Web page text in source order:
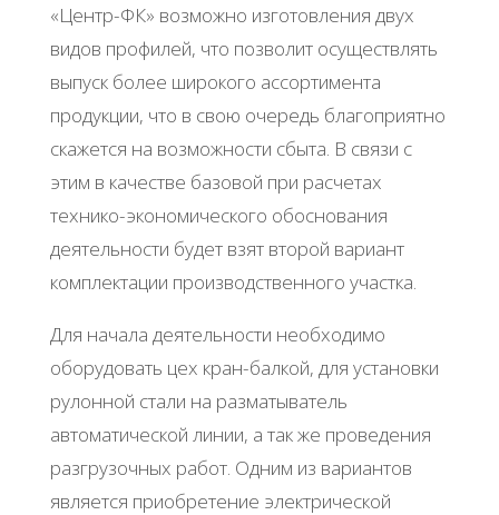
«Центр-ФК» возможно изготовления двух
видов профилей, что позволит осуществлять
выпуск более широкого ассортимента
продукции, что в свою очередь благоприятно
скажется на возможности сбыта. В связи с
этим в качестве базовой при расчетах
технико-экономического обоснования
деятельности будет взят второй вариант
комплектации производственного участка.
Для начала деятельности необходимо
оборудовать цех кран-балкой, для установки
рулонной стали на разматыватель
автоматической линии, а так же проведения
разгрузочных работ. Одним из вариантов
является приобретение электрической